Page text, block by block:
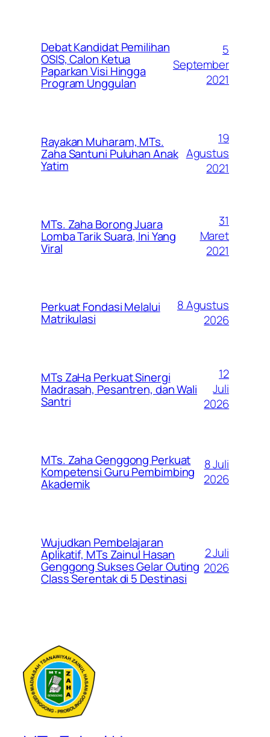
Debat Kandidat Pemilihan
OSIS, Calon Ketua
Paparkan Visi Hingga
Program Unggulan
5
September
2021
Rayakan Muharam, MTs.
Zaha Santuni Puluhan Anak
Yatim
19
Agustus
2021
MTs. Zaha Borong Juara
Lomba Tarik Suara, Ini Yang
Viral
31
Maret
2021
Perkuat Fondasi Melalui
Matrikulasi
8 Agustus
2026
MTs ZaHa Perkuat Sinergi
Madrasah, Pesantren, dan Wali
Santri
12
Juli
2026
MTs. Zaha Genggong Perkuat
Kompetensi Guru Pembimbing
Akademik
8 Juli
2026
Wujudkan Pembelajaran
Aplikatif, MTs Zainul Hasan
Genggong Sukses Gelar Outing
Class Serentak di 5 Destinasi
2 Juli
2026